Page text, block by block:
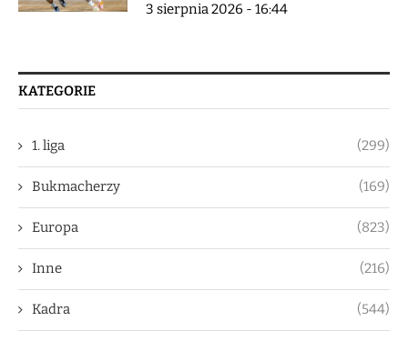
3 sierpnia 2026 - 16:44
KATEGORIE
1. liga (299)
Bukmacherzy (169)
Europa (823)
Inne (216)
Kadra (544)